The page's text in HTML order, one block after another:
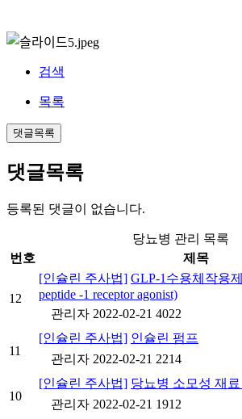
검색
목록
댓글목록
댓글목록
등록된 댓글이 없습니다.
당뇨병 관리 목록
번호
제목
12
[인슐린 주사법] GLP-1수용체작용
peptide -1 receptor agonist)
관리자 2022-02-21 4022
11
[인슐린 주사법] 인슐린 펌프
관리자 2022-02-21 2214
10
[인슐린 주사법] 당뇨병 소모성 재
관리자 2022-02-21 1912